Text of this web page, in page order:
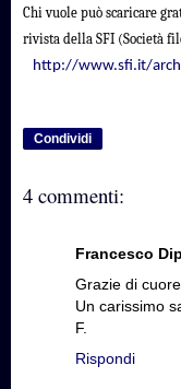
Chi vuole può scaricare
rivista della SFI (Società
http://www.sfi.it/
Condividi
4 commenti:
Francesco
Grazie di
Un carissimo
F.
Rispondi